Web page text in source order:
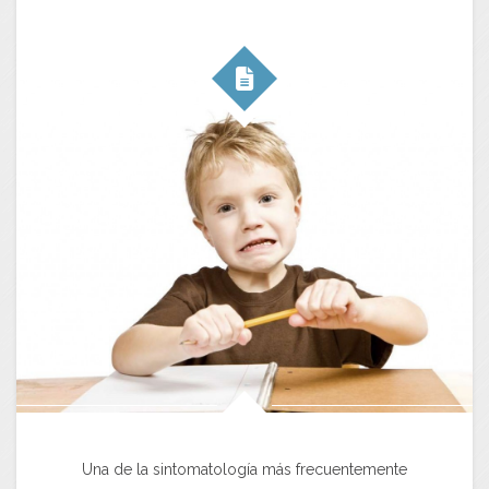
Una de la sintomatología más frecuentemente